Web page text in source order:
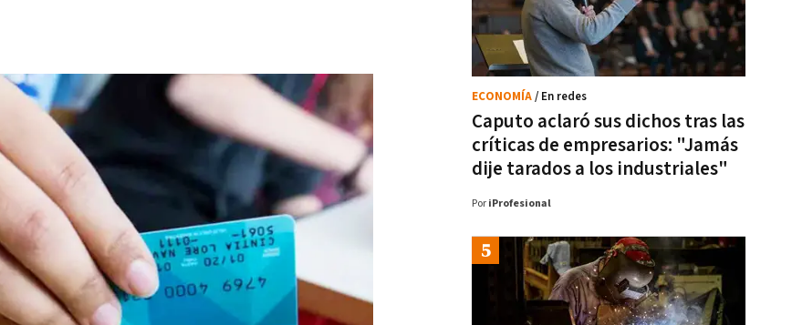
Caputo aclaró sus dichos tras las
críticas de empresarios: "Jamás
dije tarados a los industriales"
ECONOMÍA/ En redes
Por iProfesional